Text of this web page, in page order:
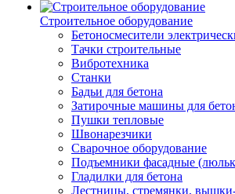
Строительное оборудование
Бетоносмесители
Тачки строительные
Вибротехника
Станки
Бадьи для бетона
Затирочные машины для
Пушки тепловые
Швонарезчики
Сварочное оборудование
Подъемники фасадные
Гладилки для бетона
Лестницы, стремянки,